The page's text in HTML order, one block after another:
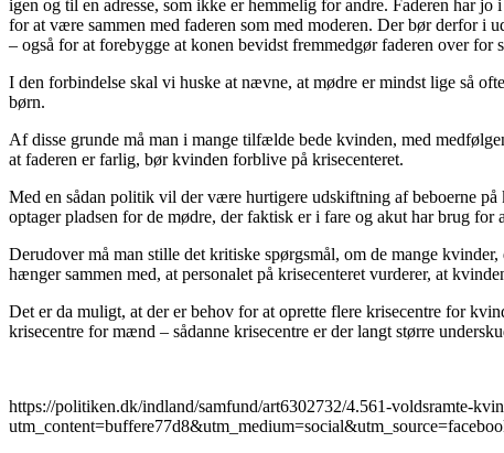
igen og til en adresse, som ikke er hemmelig for andre. Faderen har
for at være sammen med faderen som med moderen. Der bør derfor i
– også for at forebygge at konen bevidst fremmedgør faderen over for
I den forbindelse skal vi huske at nævne, at mødre er mindst lige så
børn.
Af disse grunde må man i mange tilfælde bede kvinden, med
at faderen er farlig, bør kvinden forblive på krisecenteret.
Med en sådan politik vil der være hurtigere udskiftning af beboerne på
optager pladsen for de mødre, der faktisk er i fare og akut har brug for
Derudover må man stille det kritiske spørgsmål, om de mange
hænger sammen med, at personalet på krisecenteret vurderer, at
Det er da muligt, at der er behov for at oprette flere krisecentre for
krisecentre for mænd – sådanne krisecentre er der langt større
https://politiken.dk/indland/samfund/art6302732/4.561-voldsramte-